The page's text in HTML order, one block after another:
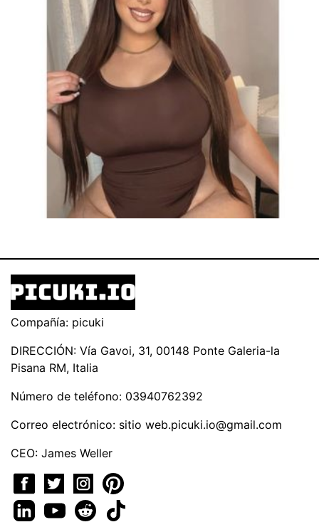
Compañía: picuki
DIRECCIÓN: Vía Gavoi, 31, 00148 Ponte Galeria-la
Pisana RM, Italia
Número de teléfono: 03940762392
Correo electrónico: sitio web.picuki.io@gmail.com
CEO: James Weller